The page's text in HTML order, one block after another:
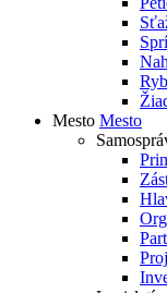
Mesto Mesto